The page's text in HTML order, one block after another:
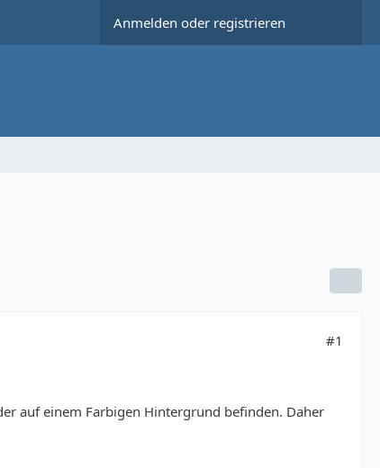
Anmelden oder registrieren
#1
auf einem Farbigen Hintergrund befinden. Daher